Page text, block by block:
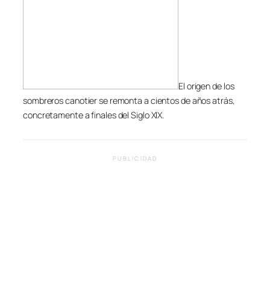
El origen de los
sombreros canotier se remonta a cientos de años atrás,
concretamente a finales del Siglo XIX.
PUBLICIDAD